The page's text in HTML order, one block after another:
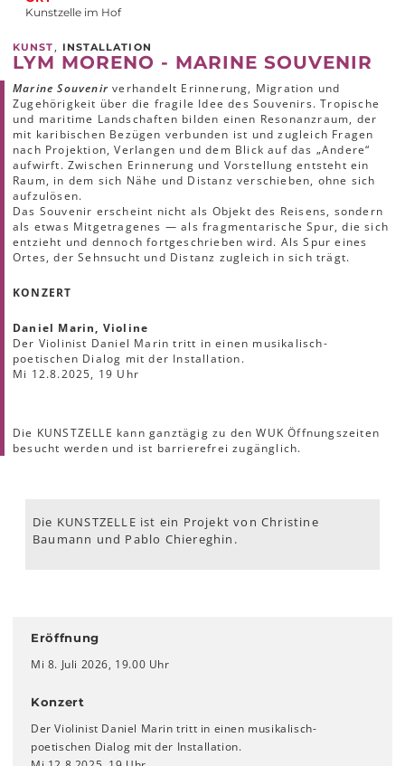
Kunstzelle im Hof
KUNST , INSTALLATION
LYM MORENO - MARINE SOUVENIR
Marine Souvenir verhandelt Erinnerung, Migration und
Zugehörigkeit über die fragile Idee des Souvenirs. Tropische
und maritime Landschaften bilden einen Resonanzraum, der
mit karibischen Bezügen verbunden ist und zugleich Fragen
nach Projektion, Verlangen und dem Blick auf das „Andere“
aufwirft. Zwischen Erinnerung und Vorstellung entsteht ein
Raum, in dem sich Nähe und Distanz verschieben, ohne sich
aufzulösen.
Das Souvenir erscheint nicht als Objekt des Reisens, sondern
als etwas Mitgetragenes — als fragmentarische Spur, die sich
entzieht und dennoch fortgeschrieben wird. Als Spur eines
Ortes, der Sehnsucht und Distanz zugleich in sich trägt.
KONZERT
Daniel Marin, Violine
Der Violinist Daniel Marin tritt in einen musikalisch-
poetischen Dialog mit der Installation.
Mi 12.8.2025, 19 Uhr
Die KUNSTZELLE kann ganztägig zu den WUK Öffnungszeiten
besucht werden und ist barrierefrei zugänglich.
Die KUNSTZELLE ist ein Projekt von Christine
Baumann und Pablo Chiereghin.
Eröffnung
Mi 8. Juli 2026, 19.00 Uhr
Konzert
Der Violinist Daniel Marin tritt in einen musikalisch-
poetischen Dialog mit der Installation.